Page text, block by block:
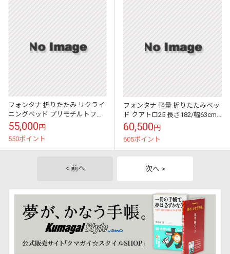
フォンタナ 折りたたみ リクライ
ニングベッド プリモチルトフェ
イスホール 長さ182/幅70cm 1色
【送料無料】
55,000円
550ポイント
フォンタナ 軽量 折りたたみベッ
ド クアトロ25 長さ182/幅63cm 3
色【送料無料】
60,500円
605ポイント
< 前へ 次へ >